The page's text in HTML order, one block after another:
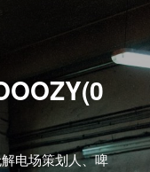
电场策划人、啤